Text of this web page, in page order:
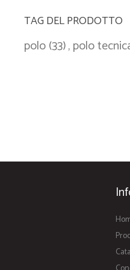
TAG DEL PRODOTTO
polo(33),polo